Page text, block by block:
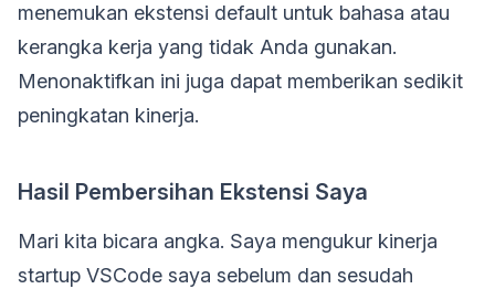
menemukan ekstensi default untuk bahasa atau
kerangka kerja yang tidak Anda gunakan.
Menonaktifkan ini juga dapat memberikan sedikit
peningkatan kinerja.
Hasil Pembersihan Ekstensi Saya
Mari kita bicara angka. Saya mengukur kinerja
startup VSCode saya sebelum dan sesudah